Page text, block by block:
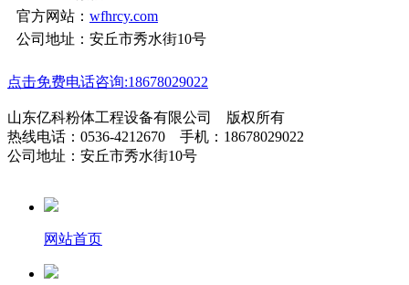
官方网站： wfhrcy.com
公司地址：安丘市秀水街10号
点击免费电话咨询:18678029022
山东亿科粉体工程设备有限公司 版权所有
热线电话：0536-4212670 手机：18678029022
公司地址：安丘市秀水街10号
网站首页